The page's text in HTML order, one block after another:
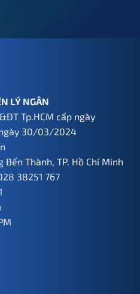
LÝ NGÂN
Tp.HCM cấp ngày
30/03/2024
Thành, TP. Hồ Chí Minh
38251 767